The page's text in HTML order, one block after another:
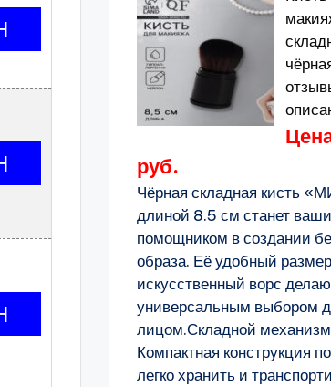
руб.
Чёрная складная кисть
длиной 8.5 см станет
помощником в создании
образа. Её удобный
искусственный ворс
универсальным выбором
лицом.Складной
Компактная конструкция
легко хранить и